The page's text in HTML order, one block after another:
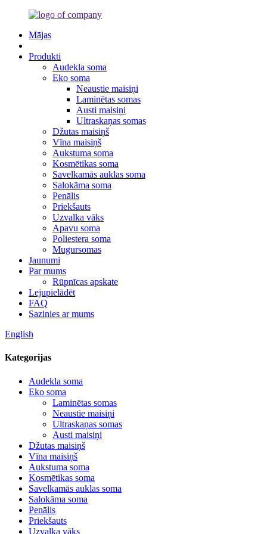
Mājas
Produkti
Audekla soma
Eko soma
Neaustie maisiņi
Laminētas somas
Austi maisiņi
Ultraskaņas somas
Džutas maisiņš
Vīna maisiņš
Aukstuma soma
Kosmētikas soma
Savelkamās auklas soma
Salokāma soma
Penālis
Priekšauts
Uzvalka vāks
Apavu soma
Poliestera soma
Mugursomas
Jaunumi
Par mums
Rūpnīcas apskate
Lejupielādēt
FAQ
Sazinies ar mums
English
Kategorijas
Audekla soma
Eko soma
Laminētas somas
Neaustie maisiņi
Ultraskaņas somas
Austi maisiņi
Džutas maisiņš
Vīna maisiņš
Aukstuma soma
Kosmētikas soma
Savelkamās auklas soma
Salokāma soma
Penālis
Priekšauts
Uzvalka vāks